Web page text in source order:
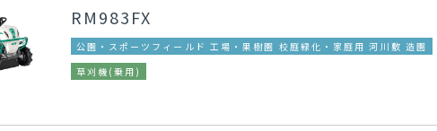
RM983FX
公園・スポーツフィールド 工場・果樹園 校庭緑化・家庭用 河川敷 造園
草刈機(乗用)